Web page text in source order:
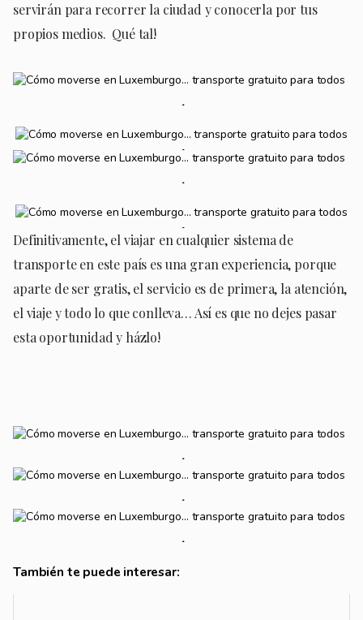
servirán para recorrer la ciudad y conocerla por tus
propios medios. Qué tal!
Definitivamente, el viajar en cualquier sistema de
transporte en este país es una gran experiencia, porque
aparte de ser gratis, el servicio es de primera, la atención,
el viaje y todo lo que conlleva… Así es que no dejes pasar
esta oportunidad y házlo!
También te puede interesar: